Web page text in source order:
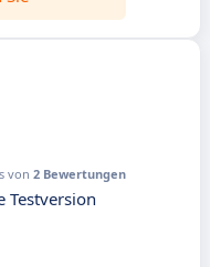
von 2 Bewertungen
Testversion